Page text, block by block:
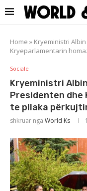
Home » Kryeministri
Kryeparlamentarin
Sociale
Kryeministri
Presidenten dhe
te pllaka
shkruar nga World Ks